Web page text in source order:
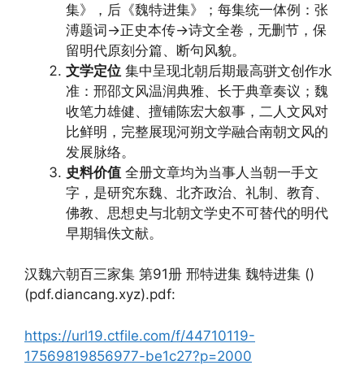
集》，后《魏特进集》；每集统一体例：张
溥题词→正史本传→诗文全卷，无删节，保
留明代原刻分篇、断句风貌。
文学定位 集中呈现北朝后期最高骈文创作水
准：邢邵文风温润典雅、长于典章奏议；魏
收笔力雄健、擅铺陈宏大叙事，二人文风对
比鲜明，完整展现河朔文学融合南朝文风的
发展脉络。
史料价值 全册文章均为当事人当朝一手文
字，是研究东魏、北齐政治、礼制、教育、
佛教、思想史与北朝文学史不可替代的明代
早期辑佚文献。
汉魏六朝百三家集 第91册 邢特进集 魏特进集 ()
(pdf.diancang.xyz).pdf:
https://url19.ctfile.com/f/44710119-
17569819856977-be1c27?p=2000